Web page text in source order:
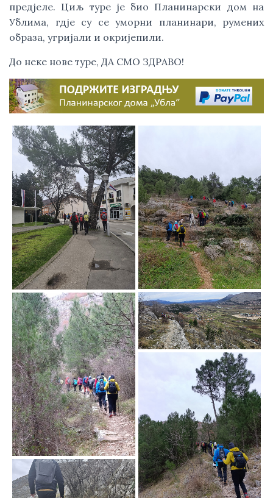
предјеле. Циљ туре је био Планинарски дом на
Ублима, гдје су се уморни планинари, румених
образа, угријали и окријепили.
До неке нове туре, ДА СМО ЗДРАВО!